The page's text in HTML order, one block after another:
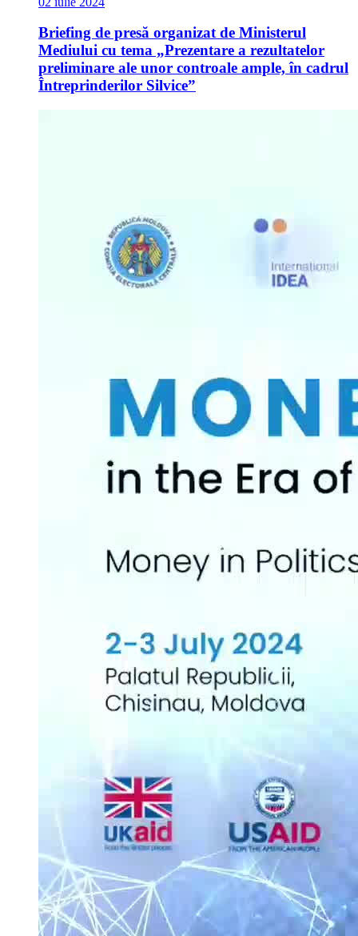
Briefing de presă organizat de Ministerul
Mediului cu tema „Prezentare a rezultatelor
preliminare ale unor controale ample, în cadrul
Întreprinderilor Silvice”